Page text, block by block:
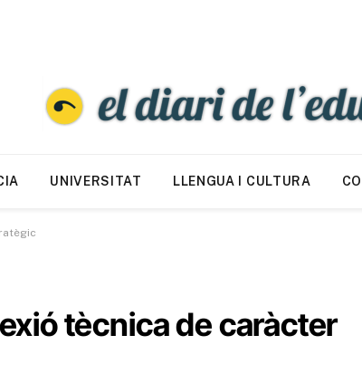
UNIVERSITAT LLENGUA I CULTURA
tècnica de caràcter